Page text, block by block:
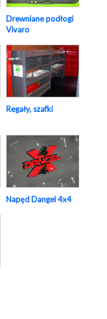
Drewniane podłogi
Vivaro
Regały, szafki
Napęd Dangel 4x4